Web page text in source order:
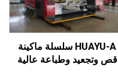
HUAYU-A سلسلة ماكينة
قص وتجعيد وطباعة عالية